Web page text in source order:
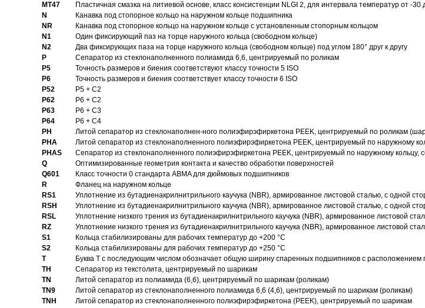
MT47
Пластичная смазка на литиевой основе, класс консистенции NLGI 2, для интервала температур от -30
N
Канавка под стопорное кольцо на наружном кольце подшипника
NR
Канавка под стопорное кольцо на наружном кольце с установленным стопорным кольцом
N1
Один фиксирующий паз на торце наружного кольца (свободном кольце)
N2
Два фиксирующих паза на торце наружного кольца (свободном кольце) под углом 180° друг к другу
P
Cепаратор из стеклонаполненного полиамида 6,6, центрируемый по роликам
P5
Точность размеров и биения соответствуют классу точности 5 ISO
P6
Точность размеров и биения соответствует классу точности 6 ISO
P52
P5 + C2
P62
P6 + C2
P63
P6 + C3
P64
P6 + C4
PH
Литой сепаратор из стеклонаполнен-ного полиэфирэфиркетона PEEK, центрируемый по роликам
PHA
Литой сепаратор из стеклонаполненного полиэфирэфиркетона PEEK, центрируемый по наружному
PHAS
Сепаратор из стеклонаполненного полиэфирэфиркетона PEEK, центрируемый по наружному
Q
Оптимизированные геометрия контакта и качество обработки поверхностей
Q601
Класс точности 0 стандарта ABMA для дюймовых подшипников
R
Фланец на наружном кольце
RS1
Уплотнение из бутадиенакрилнитрильного каучука (NBR), армированное листовой сталью, с одной
RSH
Уплотнение из бутадиенакрилнитрильного каучука (NBR), армированное листовой сталью, с одной
RSL
Уплотнение низкого трения из бутадиенакрилнитрильного каучука (NBR), армированное листовой
RZ
Уплотнение низкого трения из бутадиенакрилнитрильного каучука (NBR), армированное листовой
S1
Кольца стабилизированы для рабочих температур до +200 °C
S2
Кольца стабилизированы для рабочих температур до +250 °C
T
Буква T с последующим числом обозначает общую ширину спаренных подшипников с
TH
Сепаратор из текстолита, центрируемый по шарикам
TN
Литой сепаратор из полиамида (6,6), центрируемый по шарикам (роликам)
TN9
Литой сепаратор из стеклонаполненного полиамида 6,6 (4,6), центрируемый по шарикам (роликам)
TNH
Литой сепаратор из стеклонаполненного полиэфирэфиркетона (PEEK), центрируемый по шарикам